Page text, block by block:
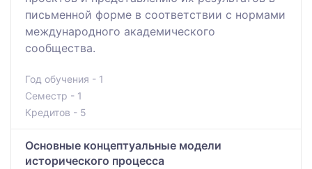
письменной форме в соответствии с нормами
международного академического
сообщества.
Год обучения - 1
Семестр - 1
Кредитов - 5
Основные концептуальные модели
исторического процесса